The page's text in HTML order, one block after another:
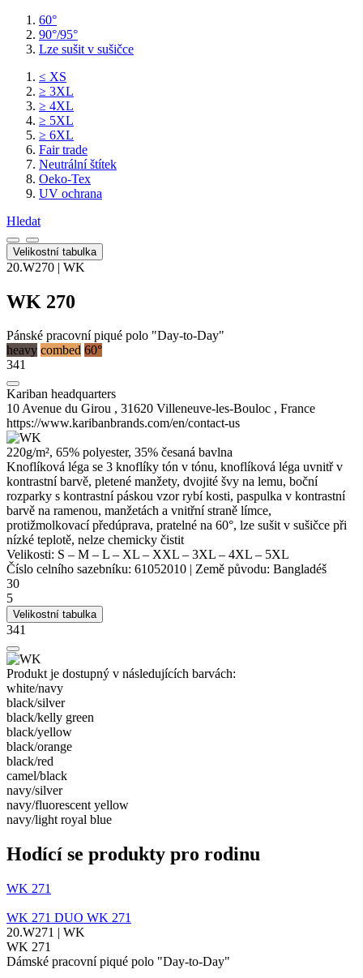
60°
90°/95°
Lze sušit v sušičce
≤ XS
≥ 3XL
≥ 4XL
≥ 5XL
≥ 6XL
Fair trade
Neutrální štítek
Oeko-Tex
UV ochrana
Hledat
Velikostní tabulka
20.W270 | WK
WK 270
Pánské pracovní piqué polo "Day-to-Day"
heavy combed 60°
341
Kariban headquarters
10 Avenue du Girou , 31620 Villeneuve-les-Bouloc , France
https://www.karibanbrands.com/en/contact-us
220g/m², 65% polyester, 35% česaná bavlna
Knoflíková léga se 3 knoflíky tón v tónu, knoflíková léga uvnitř v
kontrastní barvě, pletené manžety, dvojité švy na lemu, boční
rozparky s kontrastní páskou vzor rybí kosti, paspulka v kontrastní
barvě na ramenou, manžetách a vnitřní straně límce,
protižmolkovací předúprava, pratelné na 60°, lze sušit v sušičce při
nízké teplotě, nelze chemicky čistit
Velikosti: S – M – L – XL – XXL – 3XL – 4XL – 5XL
Číslo celního sazebníku: 61052010 | Země původu: Bangladéš
30
5
Velikostní tabulka
341
Produkt je dostupný v následujících barvách:
white/​navy
black/​silver
black/​kelly green
black/​yellow
black/​orange
black/​red
camel/​black
navy/​silver
navy/​fluorescent yellow
navy/​light royal blue
Hodící se produkty pro rodinu
WK 271
WK 271 DUO WK 271
20.W271 | WK
WK 271
Dámské pracovní piqué polo "Day-to-Day"